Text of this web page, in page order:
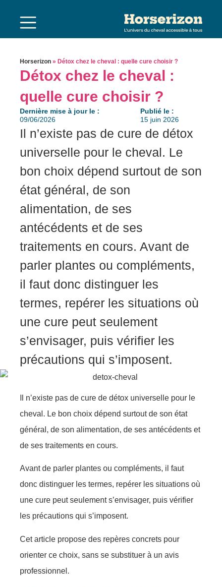
Horserizon » Détox chez le cheval : quelle cure choisir ?
Détox chez le cheval :
quelle cure choisir ?
Dernière mise à jour le :
09/06/2026
Publié le :
15 juin 2026
Il n’existe pas de cure de détox
universelle pour le cheval. Le
bon choix dépend surtout de son
état général, de son
alimentation, de ses
antécédents et de ses
traitements en cours. Avant de
parler plantes ou compléments,
il faut donc distinguer les
termes, repérer les situations où
une cure peut seulement
s’envisager, puis vérifier les
précautions qui s’imposent.
Il n’existe pas de cure de détox universelle pour le
cheval. Le bon choix dépend surtout de son état
général, de son alimentation, de ses antécédents et
de ses traitements en cours.
Avant de parler plantes ou compléments, il faut
donc distinguer les termes, repérer les situations où
une cure peut seulement s’envisager, puis vérifier
les précautions qui s’imposent.
Cet article propose des repères concrets pour
orienter ce choix, sans se substituer à un avis
professionnel.